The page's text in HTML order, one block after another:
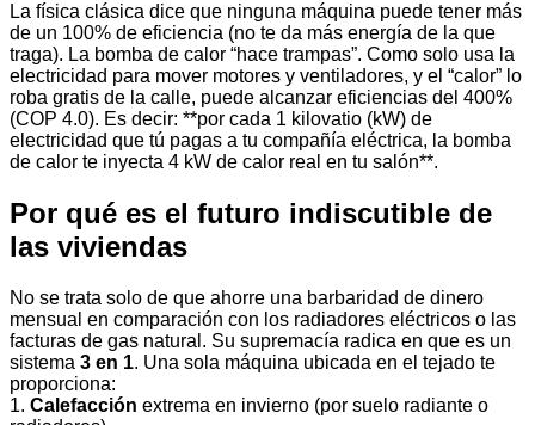
La física clásica dice que ninguna máquina puede tener más
de un 100% de eficiencia (no te da más energía de la que
traga). La bomba de calor “hace trampas”. Como solo usa la
electricidad para mover motores y ventiladores, y el “calor” lo
roba gratis de la calle, puede alcanzar eficiencias del 400%
(COP 4.0). Es decir: **por cada 1 kilovatio (kW) de
electricidad que tú pagas a tu compañía eléctrica, la bomba
de calor te inyecta 4 kW de calor real en tu salón**.
Por qué es el futuro indiscutible de
las viviendas
No se trata solo de que ahorre una barbaridad de dinero
mensual en comparación con los radiadores eléctricos o las
facturas de gas natural. Su supremacía radica en que es un
sistema 3 en 1. Una sola máquina ubicada en el tejado te
proporciona:
1. Calefacción extrema en invierno (por suelo radiante o